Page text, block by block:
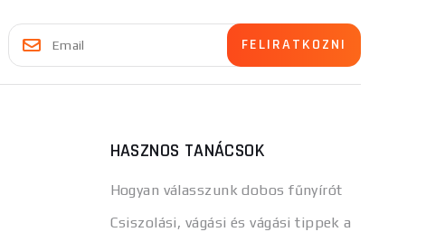
HASZNOS TANÁCSOK
Hogyan válasszunk dobos fűnyírót
Csiszolási, vágási és vágási tippek a